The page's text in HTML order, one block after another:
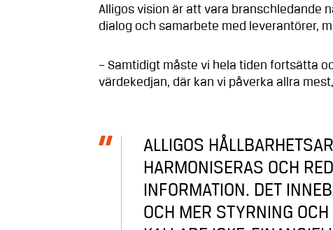
Alligos vision är att vara branschledande
dialog och samarbete med leverantörer,
– Samtidigt måste vi hela tiden fortsätta
värdekedjan, där kan vi påverka allra
ALLIGOS
HARMONISERAS OCH
INFORMATION. DET
OCH MER STYRNING